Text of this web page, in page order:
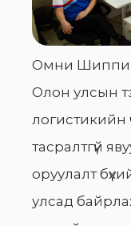
Омни
Олон улсын
логистикийн
тасралтгүй
оруулалт
улсад